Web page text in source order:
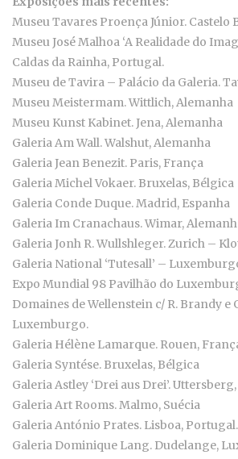
Museu Tavares Proença Júnior. Castelo
Museu José Malhoa ‘A Realidade do
Caldas da Rainha, Portugal.
Museu de Tavira – Palácio da Galeria.
Museu Meistermam. Wittlich, Alemanha
Museu Kunst Kabinet. Jena, Alemanha
Galeria Am Wall. Walshut, Alemanha
Galeria Jean Benezit. Paris, França
Galeria Michel Vokaer. Bruxelas, Bélgica
Galeria Conde Duque. Madrid, Espanha
Galeria Im Cranachaus. Wimar,
Galeria Jonh R. Wullshleger. Zurich –
Galeria National ‘Tutesall’ –
Expo Mundial 98 Pavilhão do
Domaines de Wellenstein c/ R. Brandy e
Luxemburgo.
Galeria Hélène Lamarque. Rouen,
Galeria Syntése. Bruxelas, Bélgica
Galeria Astley ‘Drei aus Drei’.
Galeria Art Rooms. Malmo, Suécia
Galeria António Prates. Lisboa, Portugal.
Galeria Dominique Lang. Dudelange,